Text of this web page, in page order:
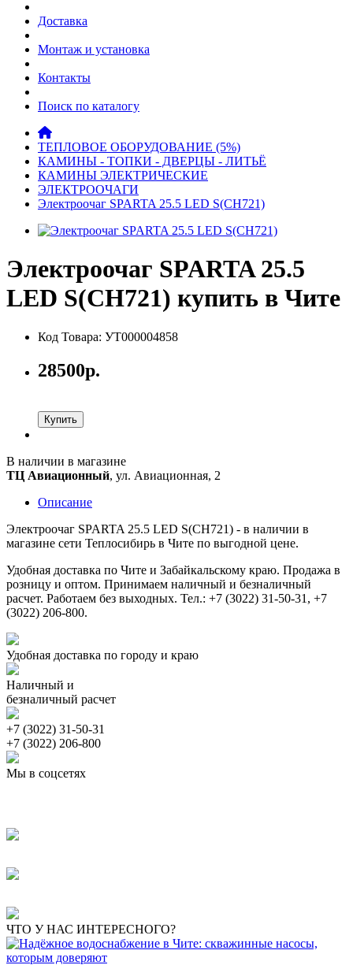
Доставка
Монтаж и установка
Контакты
Поиск по каталогу
ТЕПЛОВОЕ ОБОРУДОВАНИЕ (5%)
КАМИНЫ - ТОПКИ - ДВЕРЦЫ - ЛИТЬЁ
КАМИНЫ ЭЛЕКТРИЧЕСКИЕ
ЭЛЕКТРООЧАГИ
Электроочаг SPARTA 25.5 LED S(CH721)
Электроочаг SPARTA 25.5
LED S(CH721) купить в Чите
Код Товара: УТ000004858
28500р.
Купить
В наличии в магазине
ТЦ Авиационный, ул. Авиационная, 2
Описание
Электроочаг SPARTA 25.5 LED S(CH721) - в наличии в
магазине сети Теплосибирь в Чите по выгодной цене.
Удобная доставка по Чите и Забайкальскому краю. Продажа в
розницу и оптом. Принимаем наличный и безналичный
расчет. Работаем без выходных. Тел.: +7 (3022) 31-50-31, +7
(3022) 206-800.
Удобная доставка по городу и краю
Наличный и
безналичный расчет
+7 (3022) 31-50-31
+7 (3022) 206-800
Мы в соцсетях
ЧТО У НАС ИНТЕРЕСНОГО?